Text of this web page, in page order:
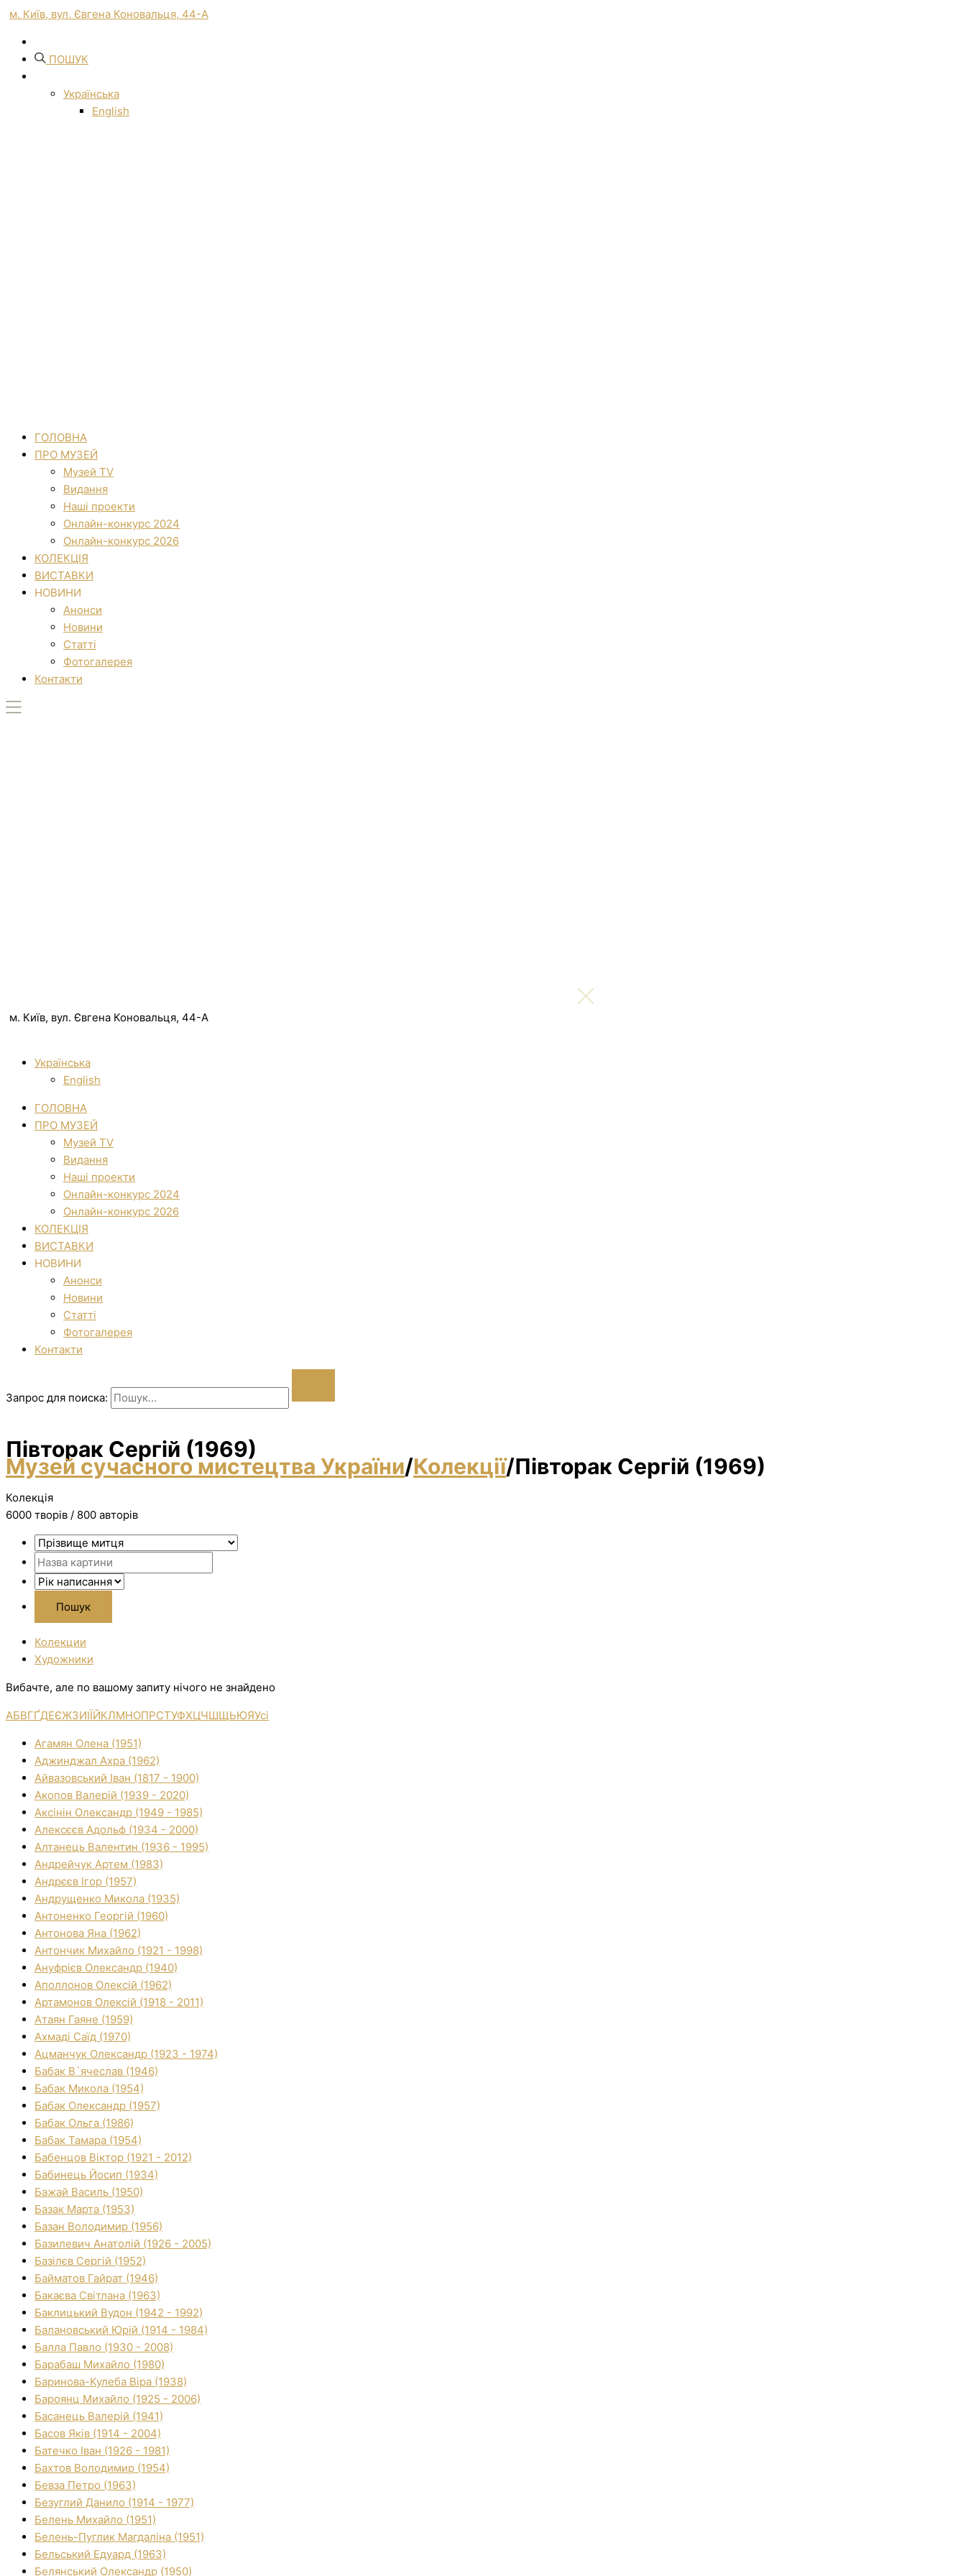
м. Київ, вул. Євгена Коновальця, 44-А
ПОШУК
Українська
English
ГОЛОВНА
ПРО МУЗЕЙ
Музей TV
Видання
Наші проекти
Онлайн-конкурс 2024
Онлайн-конкурс 2026
КОЛЕКЦІЯ
ВИСТАВКИ
НОВИНИ
Анонси
Новини
Статті
Фотогалерея
Контакти
м. Київ, вул. Євгена Коновальця, 44-А
Українська
English
ГОЛОВНА
ПРО МУЗЕЙ
Музей TV
Видання
Наші проекти
Онлайн-конкурс 2024
Онлайн-конкурс 2026
КОЛЕКЦІЯ
ВИСТАВКИ
НОВИНИ
Анонси
Новини
Статті
Фотогалерея
Контакти
Запрос для поиска:
Півторак Сергій (1969)
Музей сучасного мистецтва України/Колекції/Півторак Сергій (1969)
Колекція
6000 творiв / 800 авторів
Колекции
Художники
Вибачте, але по вашому запиту нічого не знайдено
АБВГҐДЕЄЖЗИІЇЙКЛМНОПРСТУФХЦЧШЩЬЮЯУсі
Агамян Олена (1951)
Аджинджал Ахра (1962)
Айвазовський Іван (1817 - 1900)
Акопов Валерій (1939 - 2020)
Аксінін Олександр (1949 - 1985)
Алексєєв Адольф (1934 - 2000)
Алтанець Валентин (1936 - 1995)
Андрейчук Артем (1983)
Андрєєв Ігор (1957)
Андрущенко Микола (1935)
Антоненко Георгій (1960)
Антонова Яна (1962)
Антончик Михайло (1921 - 1998)
Ануфрієв Олександр (1940)
Аполлонов Олексій (1962)
Артамонов Олексій (1918 - 2011)
Атаян Гаяне (1959)
Ахмаді Саїд (1970)
Ацманчук Олександр (1923 - 1974)
Бабак В`ячеслав (1946)
Бабак Микола (1954)
Бабак Олександр (1957)
Бабак Ольга (1986)
Бабак Тамара (1954)
Бабенцов Віктор (1921 - 2012)
Бабинець Йосип (1934)
Бажай Василь (1950)
Базак Марта (1953)
Базан Володимир (1956)
Базилевич Анатолій (1926 - 2005)
Базілєв Сергій (1952)
Байматов Гайрат (1946)
Бакаєва Світлана (1963)
Баклицький Вудон (1942 - 1992)
Балановський Юрій (1914 - 1984)
Балла Павло (1930 - 2008)
Барабаш Михайло (1980)
Баринова-Кулеба Віра (1938)
Бароянц Михайло (1925 - 2006)
Басанець Валерій (1941)
Басов Яків (1914 - 2004)
Батечко Іван (1926 - 1981)
Бахтов Володимир (1954)
Бевза Петро (1963)
Безуглий Данило (1914 - 1977)
Белень Михайло (1951)
Белень-Пуглик Магдаліна (1951)
Бельський Едуард (1963)
Белянський Олександр (1950)